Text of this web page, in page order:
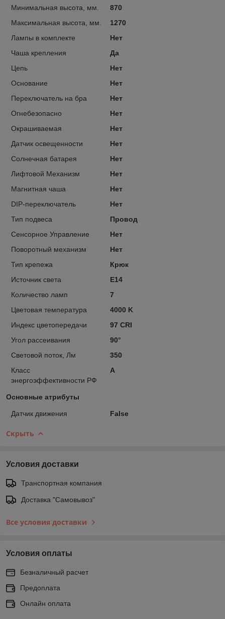
Минимальная высота, мм.
870
Максимальная высота, мм.
1270
Лампы в комплекте
Нет
Чаша крепления
Да
Цепь
Нет
Основание
Нет
Переключатель на бра
Нет
Огнебезопасно
Нет
Окрашиваемая
Нет
Датчик освещенности
Нет
Солнечная батарея
Нет
Лифтовой Механизм
Нет
Магнитная чаша
Нет
DIP-переключатель
Нет
Тип подвеса
Провод
Сенсорное Управление
Нет
Поворотный механизм
Нет
Тип крепежа
Крюк
Источник света
E14
Количество ламп
7
Цветовая температура
4000 K
Индекс цветопередачи
97 CRI
Угол рассеивания
90°
Световой поток, Лм
350
Класс
энергоэффективности РФ
A
Основные атрибуты
Датчик движения False
Скрыть
Условия доставки
Транспортная компания
Доставка "Самовывоз"
Все условия доставки
Условия оплаты
Безналичный расчет
Предоплата
Онлайн оплата